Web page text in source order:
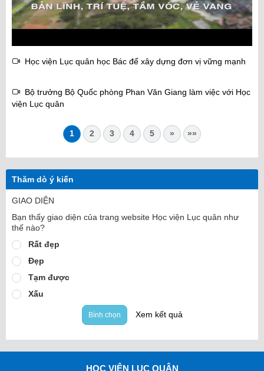
Học viện Lục quân học Bác để xây dựng đơn vị vững mạnh
Bộ trưởng Bộ Quốc phòng Phan Văn Giang làm việc với Học
viện Lục quân
1 2 3 4 5 » »»
Thăm dò ý kiến
GIAO DIỆN
Bạn thấy giao diện của trang website Học viện Lục quân như
thế nào?
Rất đẹp
Đẹp
Tạm được
Xấu
Bình chọn Xem kết quả
HỌC VIỆN LỤC QUÂN